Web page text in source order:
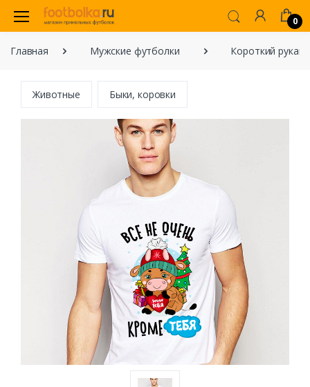
0
Главная Мужские футболки Короткий рукав
Животные Быки, коровки